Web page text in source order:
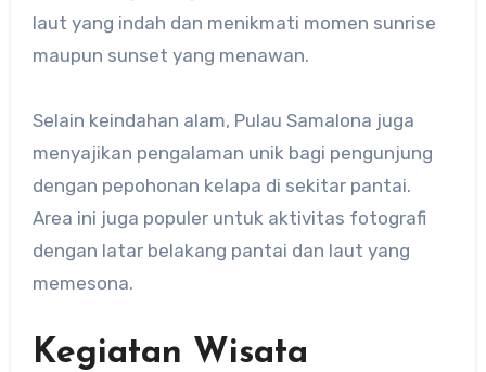
laut yang indah dan menikmati momen sunrise
maupun sunset yang menawan.
Selain keindahan alam, Pulau Samalona juga
menyajikan pengalaman unik bagi pengunjung
dengan pepohonan kelapa di sekitar pantai.
Area ini juga populer untuk aktivitas fotografi
dengan latar belakang pantai dan laut yang
memesona.
Kegiatan Wisata